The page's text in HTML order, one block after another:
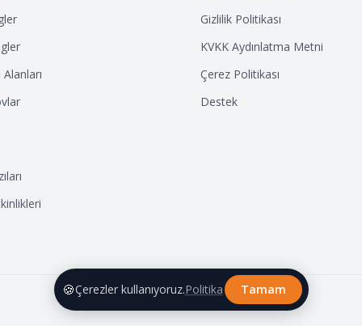
Gizlilik Politikası
KVKK Aydınlatma Metni
Çerez Politikası
Destek
🍪Çerezler kullanıyoruz.Politika Tamam